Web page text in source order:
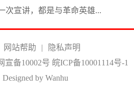
次宣讲，都是与革命英雄...
网站帮助 |
隐私声明
宣备10002号 皖ICP备10001114号-1
Designed by Wanhu